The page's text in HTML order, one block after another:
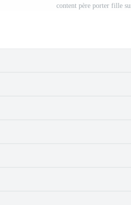
content père porter fille